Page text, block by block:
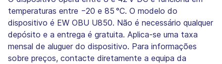
temperaturas entre −20 e 85 °C. O modelo do
dispositivo é EW OBU U850. Não é necessário qualquer
depósito e a entrega é gratuita. Aplica-se uma taxa
mensal de aluguer do dispositivo. Para informações
sobre preços, contacte diretamente a equipa da